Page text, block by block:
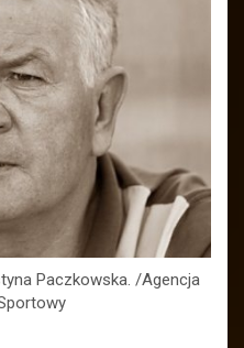
Paczkowska. /Agencja